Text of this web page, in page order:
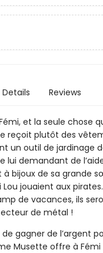
Details Reviews
et la seule chose
reçoit plutôt des
un outil de jardinage
lui demandant de
bijoux de sa grande
Lou jouaient aux
de vacances, ils
de métal !
gagner de l’argent
Musette offre à